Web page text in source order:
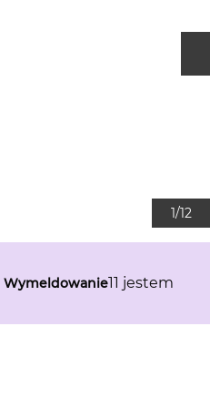
1/12
Wymeldowanie11 jestem